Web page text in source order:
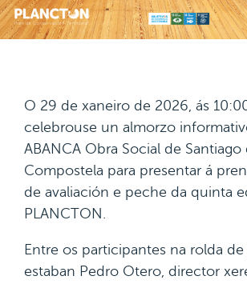
O 29 de xaneiro de 2026, ás
celebrouse un almorzo
ABANCA Obra Social de Santiago
Compostela para presentar á
de avaliación e peche da quinta
PLANCTON.
Entre os participantes na rolda de
estaban Pedro Otero, director